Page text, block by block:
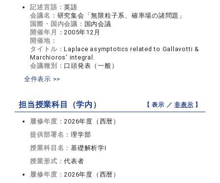
記述言語：英語
会議名： 研究集会「無限粒子系、確率場の諸問題」
国際・国内会議： 国内会議
開催年月：2005年12月
開催地：
タイトル：Laplace asymptotics related to Gallavotti &
Marchioros' integral.
会議種別： 口頭発表（一般）
全件表示 >>
担当授業科目（学内） 【 表示 ／非表示 】
履修年度：2026年度（西暦）
提供部署名：理学部
授業科目名：基礎解析学I
授業形式：代表者
履修年度：2026年度（西暦）